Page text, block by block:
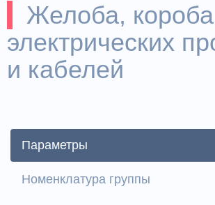
Желоба,
электрических
и кабелей
Параметры
Номенклатура группы